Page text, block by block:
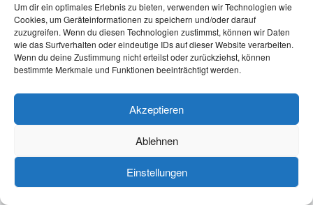
Um dir ein optimales Erlebnis zu bieten, verwenden wir Technologien wie
Cookies, um Geräteinformationen zu speichern und/oder darauf
zuzugreifen. Wenn du diesen Technologien zustimmst, können wir Daten
wie das Surfverhalten oder eindeutige IDs auf dieser Website verarbeiten.
Wenn du deine Zustimmung nicht erteilst oder zurückziehst, können
bestimmte Merkmale und Funktionen beeinträchtigt werden.
Akzeptieren
Ablehnen
Einstellungen
DE47 5001 0060 0061 4726 00
arquelauf.de - Spendenkonto:
Postbank DE47 5001 0060 0061 4726 00